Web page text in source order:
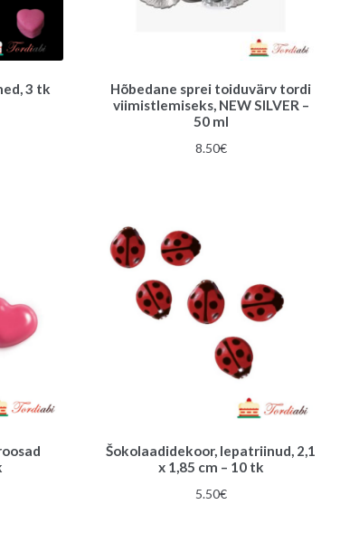
3 tk
Hõbedane sprei toiduvärv tordi
viimistlemiseks, NEW SILVER –
50 ml
8.50€
Šokolaadidekoor, lepatriinud, 2,1
x 1,85 cm – 10 tk
5.50€